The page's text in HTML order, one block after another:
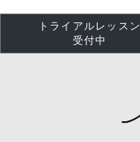
トライアルレッスン
受付中